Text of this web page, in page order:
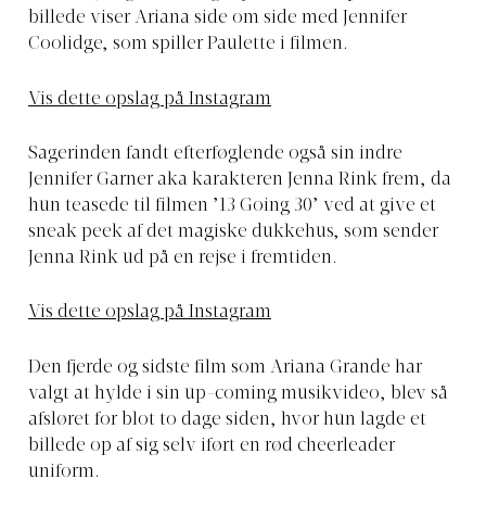
billede viser Ariana side om side med Jennifer
Coolidge, som spiller Paulette i filmen.
Vis dette opslag på Instagram
Sagerinden fandt efterføglende også sin indre
Jennifer Garner aka karakteren Jenna Rink frem, da
hun teasede til filmen ’13 Going 30’ ved at give et
sneak peek af det magiske dukkehus, som sender
Jenna Rink ud på en rejse i fremtiden.
Vis dette opslag på Instagram
Den fjerde og sidste film som Ariana Grande har
valgt at hylde i sin up-coming musikvideo, blev så
afsløret for blot to dage siden, hvor hun lagde et
billede op af sig selv iført en rød cheerleader
uniform.